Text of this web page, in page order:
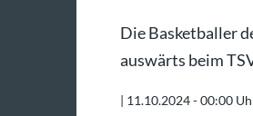
Die Basketballer
auswärts beim
| 11.10.2024 - 00:00